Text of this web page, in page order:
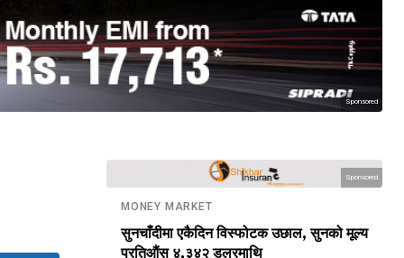
Sponsored
Sponsored
MONEY MARKET
सुनचाँदीमा एकैदिन विस्फोटक उछाल, सुनको मूल्य
प्रतिऔंस ४,३४२ डलरमाथि